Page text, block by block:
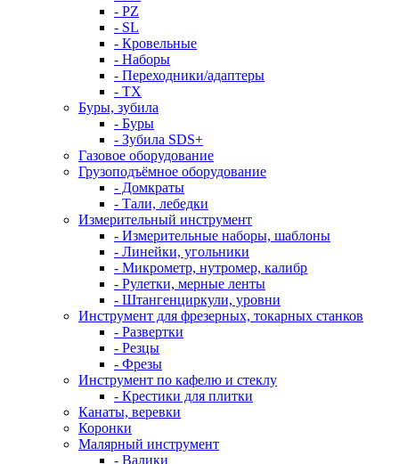
- PZ
- SL
- Кровельные
- Наборы
- Переходники/адаптеры
- ТX
Буры, зубила
- Буры
- Зубила SDS+
Газовое оборудование
Грузоподъёмное оборудование
- Домкраты
- Тали, лебедки
Измерительный инструмент
- Измерительные наборы, шаблоны
- Линейки, угольники
- Микрометр, нутромер, калибр
- Рулетки, мерные ленты
- Штангенциркули, уровни
Инструмент для фрезерных, токарных станков
- Развертки
- Резцы
- Фрезы
Инструмент по кафелю и стеклу
- Крестики для плитки
Канаты, веревки
Коронки
Малярный инструмент
- Валики